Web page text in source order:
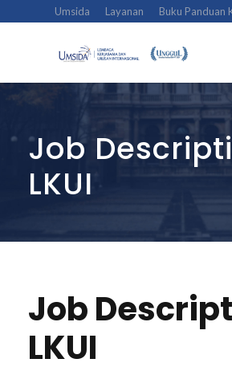
Umsida Layanan Buku Panduan
Job
LKUI
Job
LKUI